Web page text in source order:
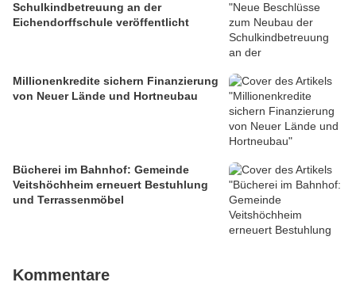
Schulkindbetreuung an der
Eichendorffschule veröffentlicht
Millionenkredite sichern Finanzierung
von Neuer Lände und Hortneubau
Bücherei im Bahnhof: Gemeinde
Veitshöchheim erneuert Bestuhlung
und Terrassenmöbel
Kommentare